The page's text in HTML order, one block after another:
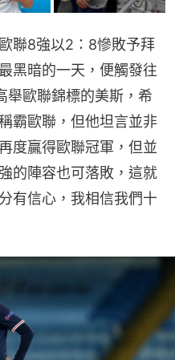
聯8強以2：8慘敗予拜
黑暗的一天，便觸發往
舉歐聯錦標的美斯，希
霸歐聯，但他坦言並非
度贏得歐聯冠軍，但並
的陣容也可落敗，這就
有信心，我相信我們十